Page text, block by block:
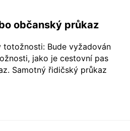
občanský průkaz
totožnosti: Bude vyžadován
jako je cestovní pas
Samotný řidičský průkaz